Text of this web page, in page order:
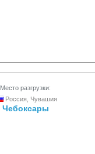
Место разгрузки:
Россия, Чувашия
Чебоксары